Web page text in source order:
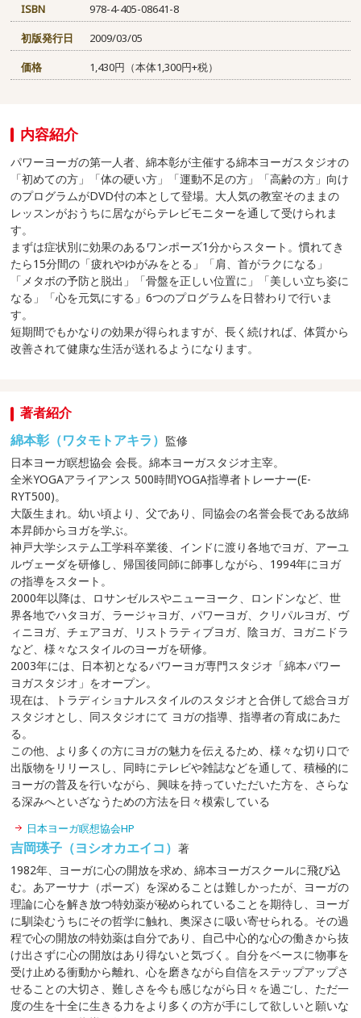
ISBN
978-4-405-08641-8
初版発行日
2009/03/05
価格
1,430円（本体1,300円+税）
内容紹介
パワーヨーガの第一人者、綿本彰が主催する綿本ヨーガスタジオの
「初めての方」「体の硬い方」「運動不足の方」「高齢の方」向け
のプログラムがDVD付の本として登場。大人気の教室そのままの
レッスンがおうちに居ながらテレビモニターを通して受けられま
す。
まずは症状別に効果のあるワンポーズ1分からスタート。慣れてき
たら15分間の「疲れやゆがみをとる」「肩、首がラクになる」
「メタボの予防と脱出」「骨盤を正しい位置に」「美しい立ち姿に
なる」「心を元気にする」6つのプログラムを日替わりで行いま
す。
短期間でもかなりの効果が得られますが、長く続ければ、体質から
改善されて健康な生活が送れるようになります。
著者紹介
綿本彰（ワタモトアキラ） 監修
日本ヨーガ瞑想協会 会長。綿本ヨーガスタジオ主宰。
全米YOGAアライアンス 500時間YOGA指導者トレーナー(E-
RYT500)。
大阪生まれ。幼い頃より、父であり、同協会の名誉会長である故綿
本昇師からヨガを学ぶ。
神戸大学システム工学科卒業後、インドに渡り各地でヨガ、アーユ
ルヴェーダを研修し、帰国後同師に師事しながら、1994年にヨガ
の指導をスタート。
2000年以降は、ロサンゼルスやニューヨーク、ロンドンなど、世
界各地でハタヨガ、ラージャヨガ、パワーヨガ、クリパルヨガ、ヴ
ィニヨガ、チェアヨガ、リストラティブヨガ、陰ヨガ、ヨガニドラ
など、様々なスタイルのヨーガを研修。
2003年には、日本初となるパワーヨガ専門スタジオ「綿本パワー
ヨガスタジオ」をオープン。
現在は、トラディショナルスタイルのスタジオと合併して総合ヨガ
スタジオとし、同スタジオにて ヨガの指導、指導者の育成にあた
る。
この他、より多くの方にヨガの魅力を伝えるため、様々な切り口で
出版物をリリースし、同時にテレビや雑誌などを通して、積極的に
ヨーガの普及を行いながら、興味を持っていただいた方を、さらな
る深みへといざなうための方法を日々模索している
日本ヨーガ瞑想協会HP
吉岡瑛子（ヨシオカエイコ）著
1982年、ヨーガに心の開放を求め、綿本ヨーガスクールに飛び込
む。あアーサナ（ポーズ）を深めることは難しかったが、ヨーガの
理論に心を解き放つ特効薬が秘められていることを期待し、ヨーガ
に馴染むうちにその哲学に触れ、奥深さに吸い寄せられる。その過
程で心の開放の特効薬は自分であり、自己中心的な心の働きから抜
け出さずに心の開放はあり得ないと気づく。自分をベースに物事を
受け止める衝動から離れ、心を磨きながら自信をステップアップさ
せることの大切さ、難しさを今も感じながら日々を過ごし、ただ一
度の生を十全に生きる力をより多くの方が手にして欲しいと願いな